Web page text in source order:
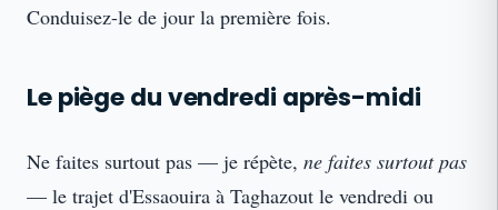
Conduisez-le de jour la première fois.
Le piège du vendredi après-midi
Ne faites surtout pas — je répète, ne faites surtout pas
— le trajet d'Essaouira à Taghazout le vendredi ou